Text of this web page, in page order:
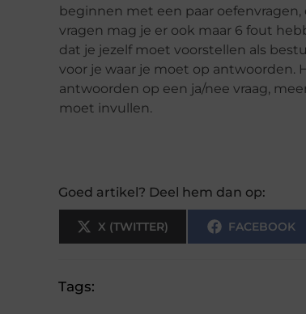
beginnen met een paar
vragen mag je er ook maar 6 fout
dat je jezelf moet voorstellen als
voor je waar je moet op antwoorden.
antwoorden op een ja/nee vraag,
moet invullen.
Goed artikel? Deel hem dan op:
X (TWITTER) FACEBOOK
Tags: